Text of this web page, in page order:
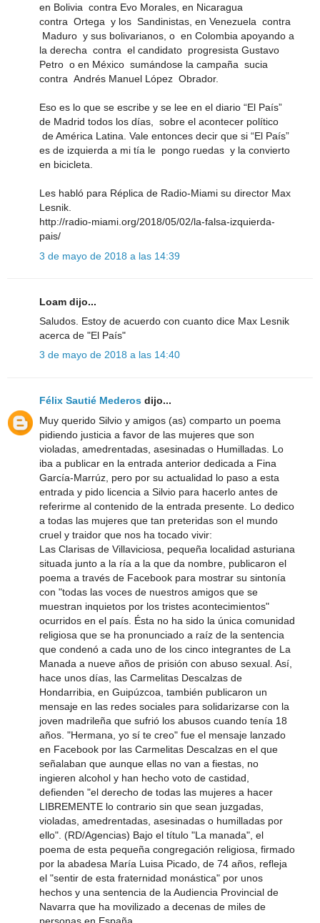
en Bolivia contra Evo Morales, en Nicaragua
contra Ortega y los Sandinistas, en Venezuela contra
Maduro y sus bolivarianos, o en Colombia apoyando a
la derecha contra el candidato progresista Gustavo
Petro o en México sumándose la campaña sucia
contra Andrés Manuel López Obrador.
Eso es lo que se escribe y se lee en el diario “El País”
de Madrid todos los días, sobre el acontecer político
de América Latina. Vale entonces decir que si “El País”
es de izquierda a mi tía le pongo ruedas y la convierto
en bicicleta.
Les habló para Réplica de Radio-Miami su director Max
Lesnik.
http://radio-miami.org/2018/05/02/la-falsa-izquierda-
pais/
3 de mayo de 2018 a las 14:39
Loam dijo...
Saludos. Estoy de acuerdo con cuanto dice Max Lesnik
acerca de "El País"
3 de mayo de 2018 a las 14:40
Félix Sautié Mederos dijo...
Muy querido Silvio y amigos (as) comparto un poema
pidiendo justicia a favor de las mujeres que son
violadas, amedrentadas, asesinadas o Humilladas. Lo
iba a publicar en la entrada anterior dedicada a Fina
García-Marrúz, pero por su actualidad lo paso a esta
entrada y pido licencia a Silvio para hacerlo antes de
referirme al contenido de la entrada presente. Lo dedico
a todas las mujeres que tan preteridas son el mundo
cruel y traidor que nos ha tocado vivir:
Las Clarisas de Villaviciosa, pequeña localidad asturiana
situada junto a la ría a la que da nombre, publicaron el
poema a través de Facebook para mostrar su sintonía
con "todas las voces de nuestros amigos que se
muestran inquietos por los tristes acontecimientos"
ocurridos en el país. Ésta no ha sido la única comunidad
religiosa que se ha pronunciado a raíz de la sentencia
que condenó a cada uno de los cinco integrantes de La
Manada a nueve años de prisión con abuso sexual. Así,
hace unos días, las Carmelitas Descalzas de
Hondarribia, en Guipúzcoa, también publicaron un
mensaje en las redes sociales para solidarizarse con la
joven madrileña que sufrió los abusos cuando tenía 18
años. "Hermana, yo sí te creo" fue el mensaje lanzado
en Facebook por las Carmelitas Descalzas en el que
señalaban que aunque ellas no van a fiestas, no
ingieren alcohol y han hecho voto de castidad,
defienden "el derecho de todas las mujeres a hacer
LIBREMENTE lo contrario sin que sean juzgadas,
violadas, amedrentadas, asesinadas o humilladas por
ello". (RD/Agencias) Bajo el título "La manada", el
poema de esta pequeña congregación religiosa, firmado
por la abadesa María Luisa Picado, de 74 años, refleja
el "sentir de esta fraternidad monástica" por unos
hechos y una sentencia de la Audiencia Provincial de
Navarra que ha movilizado a decenas de miles de
personas en España.